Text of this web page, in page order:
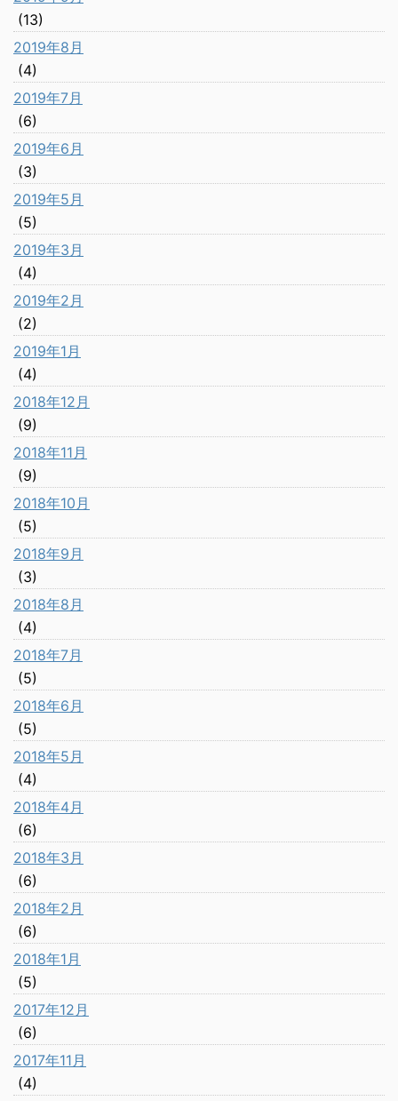
(13)
2019年8月
(4)
2019年7月
(6)
2019年6月
(3)
2019年5月
(5)
2019年3月
(4)
2019年2月
(2)
2019年1月
(4)
2018年12月
(9)
2018年11月
(9)
2018年10月
(5)
2018年9月
(3)
2018年8月
(4)
2018年7月
(5)
2018年6月
(5)
2018年5月
(4)
2018年4月
(6)
2018年3月
(6)
2018年2月
(6)
2018年1月
(5)
2017年12月
(6)
2017年11月
(4)